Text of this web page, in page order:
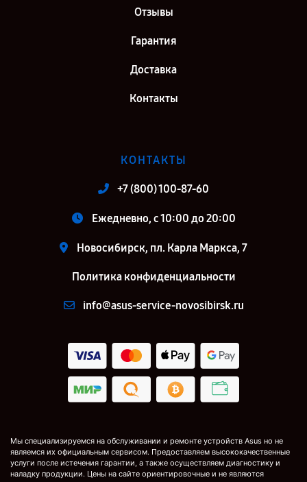
Отзывы
Гарантия
Доставка
Контакты
КОНТАКТЫ
+7 (800) 100-87-60
Ежедневно, с 10:00 до 20:00
Новосибирск, пл. Карла Маркса, 7
Политика конфиденциальности
info@asus-service-novosibirsk.ru
Мы специализируемся на обслуживании и ремонте устройств Asus но не
являемся их официальным сервисом. Предоставляем высококачественные
услуги после истечения гарантии, а также осуществляем диагностику и
наладку продукции. Цены на сайте ориентировочные и не являются